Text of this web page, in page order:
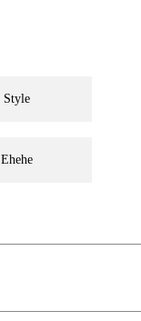
Style
Ehehe